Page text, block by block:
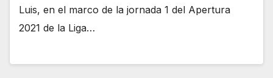
Luis, en el marco de la jornada 1 del Apertura
2021 de la Liga…